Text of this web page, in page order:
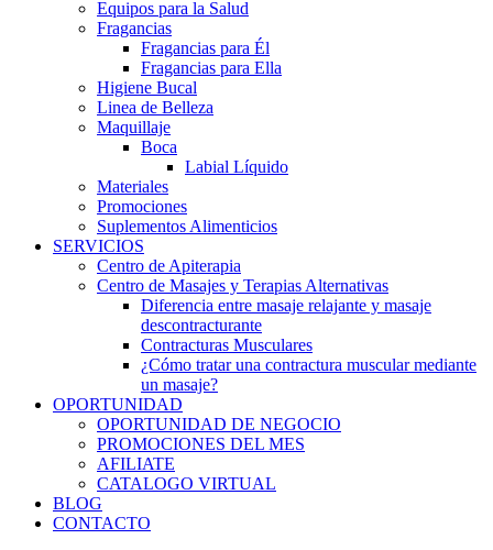
Equipos para la Salud
Fragancias
Fragancias para Él
Fragancias para Ella
Higiene Bucal
Linea de Belleza
Maquillaje
Boca
Labial Líquido
Materiales
Promociones
Suplementos Alimenticios
SERVICIOS
Centro de Apiterapia
Centro de Masajes y Terapias Alternativas
Diferencia entre masaje relajante y masaje
descontracturante
Contracturas Musculares
¿Cómo tratar una contractura muscular mediante
un masaje?
OPORTUNIDAD
OPORTUNIDAD DE NEGOCIO
PROMOCIONES DEL MES
AFILIATE
CATALOGO VIRTUAL
BLOG
CONTACTO